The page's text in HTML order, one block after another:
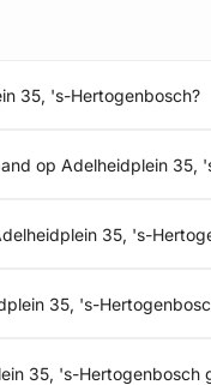
35, 's-Hertogenbosch?
op Adelheidplein 35,
35, 's-
35, 's-
35, 's-Hertogenbosch